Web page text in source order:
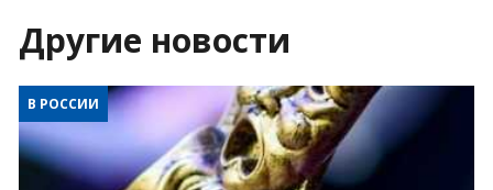
Другие новости
В РОССИИ